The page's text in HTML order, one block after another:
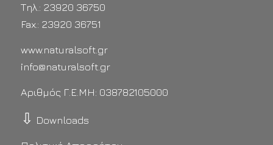
Τηλ.: 23920 36750
Fax.: 23920 36751
www.naturalsoft.gr
info@naturalsoft.gr
Αριθμός Γ.Ε.ΜΗ: 038782105000
⇩ Downloads